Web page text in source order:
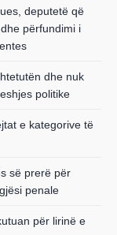
deputetë që
përfundimi i
dhe nuk
politike
e kategorive të
së prerë për
penale
për lirinë e